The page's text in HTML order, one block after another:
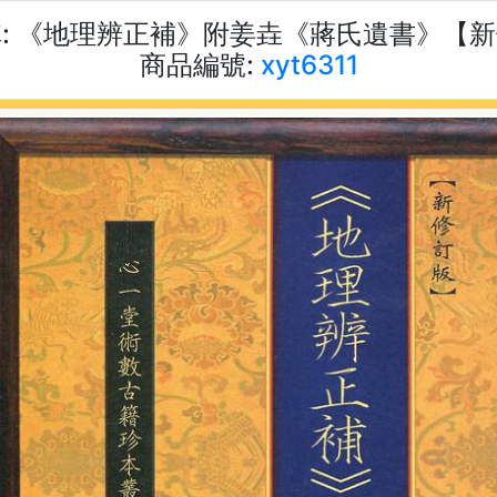
《地理辨正補》附姜垚《蔣氏遺書》【
商品編號: xyt6311